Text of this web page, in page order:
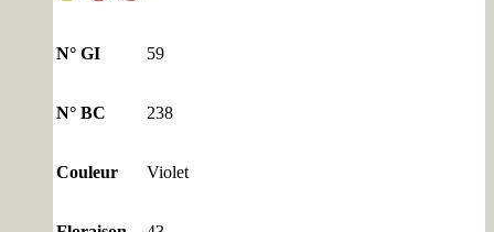
N° GI 59
N° BC 238
Couleur Violet